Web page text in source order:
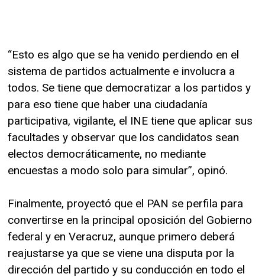
“Esto es algo que se ha venido perdiendo en el
sistema de partidos actualmente e involucra a
todos. Se tiene que democratizar a los partidos y
para eso tiene que haber una ciudadanía
participativa, vigilante, el INE tiene que aplicar sus
facultades y observar que los candidatos sean
electos democráticamente, no mediante
encuestas a modo solo para simular”, opinó.
Finalmente, proyectó que el PAN se perfila para
convertirse en la principal oposición del Gobierno
federal y en Veracruz, aunque primero deberá
reajustarse ya que se viene una disputa por la
dirección del partido y su conducción en todo el